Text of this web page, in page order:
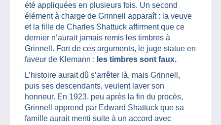
été appliquées en plusieurs fois. Un second
élément à charge de Grinnell apparaît : la veuve
et la fille de Charles Shattuck affirment que ce
dernier n’aurait jamais remis les timbres à
Grinnell. Fort de ces arguments, le juge statue en
faveur de Klemann : les timbres sont faux.
L’histoire aurait dû s’arrêter là, mais Grinnell,
puis ses descendants, veulent laver son
honneur. En 1923, peu après la fin du procès,
Grinnell apprend par Edward Shattuck que sa
famille aurait menti suite à un accord avec